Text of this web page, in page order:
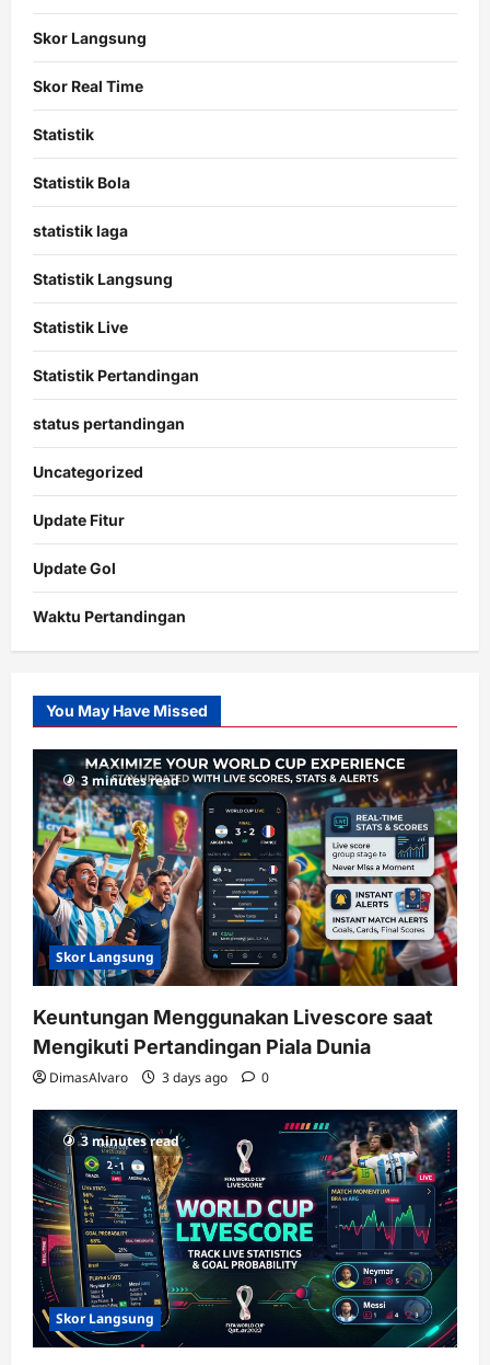
Skor Langsung
Skor Real Time
Statistik
Statistik Bola
statistik laga
Statistik Langsung
Statistik Live
Statistik Pertandingan
status pertandingan
Uncategorized
Update Fitur
Update Gol
Waktu Pertandingan
Slot
Gacor
RTP
terupdate
You May Have Missed
3 minutes read
Skor Langsung
Keuntungan Menggunakan Livescore saat
Mengikuti Pertandingan Piala Dunia
DimasAlvaro 3 days ago 0
3 minutes read
Skor Langsung